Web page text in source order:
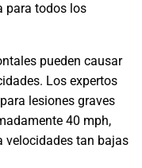
para todos los
pueden causar
Los expertos
lesiones graves
40 mph,
velocidades tan bajas